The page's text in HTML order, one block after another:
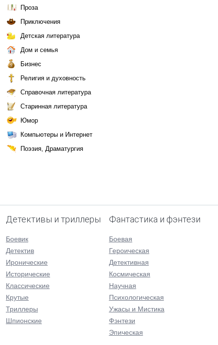
Проза
Приключения
Детская литература
Дом и семья
Бизнес
Религия и духовность
Справочная литература
Старинная литература
Юмор
Компьютеры и Интернет
Поэзия, Драматургия
Детективы и триллеры
Боевик
Детектив
Иронические
Исторические
Классические
Крутые
Триллеры
Шпионские
Фантастика и фэнтези
Боевая
Героическая
Детективная
Космическая
Научная
Психологическая
Ужасы и Мистика
Фэнтези
Эпическая